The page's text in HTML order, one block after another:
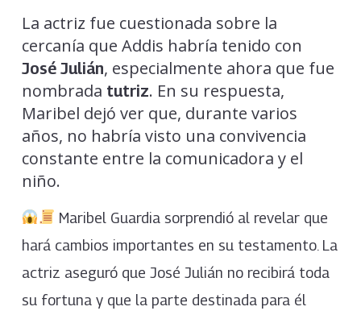
La actriz fue cuestionada sobre la
cercanía que Addis habría tenido con
José Julián, especialmente ahora que fue
nombrada tutriz. En su respuesta,
Maribel dejó ver que, durante varios
años, no habría visto una convivencia
constante entre la comunicadora y el
niño.
Maribel Guardia sorprendió al revelar que
hará cambios importantes en su testamento. La
actriz aseguró que José Julián no recibirá toda
su fortuna y que la parte destinada para él